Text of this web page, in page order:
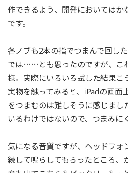
作できるよう、開発においてはか
です。
各ノブも2本の指でつまんで回し
では……とも思ったのですが、こ
様。実際にいろいろ試した結果こ
実物を触ってみると、iPadの画面
をつまむのは難しそうに感じまし
いるわけではないので、つまみに
気になる音質ですが、ヘッドフォ
続して鳴らしてもらったところ、